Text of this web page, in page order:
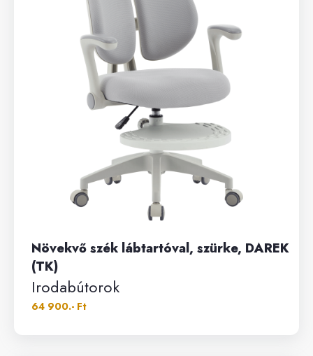
Növekvő szék lábtartóval, szürke, DAREK
(TK)
Irodabútorok
64 900.- Ft